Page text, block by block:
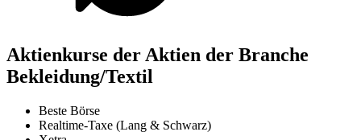
Aktienkurse der Aktien der Branche
Bekleidung/Textil
Beste Börse
Realtime-Taxe (Lang & Schwarz)